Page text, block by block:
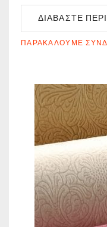
ΔΙΑΒΆΣΤΕ
ΠΑΡΑΚΑΛΟΎΜΕ